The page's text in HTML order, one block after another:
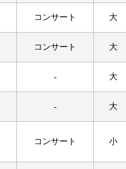
コンサート 大
コンサート 大
- 大
- 大
コンサート 小